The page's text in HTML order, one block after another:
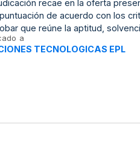
recae en la oferta
de acuerdo con los
que reúne la aptitud,
a
TECNOLOGICAS EPL